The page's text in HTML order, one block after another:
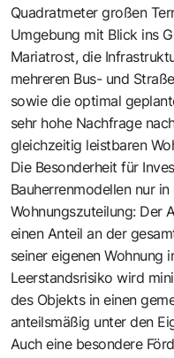
Quadratmeter großen
Umgebung mit Blick ins
Mariatrost, die
mehreren Bus- und
sowie die optimal
sehr hohe Nachfrage
gleichzeitig leistbaren
Die Besonderheit für
Bauherrenmodellennur in
Wohnungszuteilung: Der
einen Anteil an der
seiner eigenen Wohnung
Leerstandsrisiko wird
des Objekts in einen
anteilsmäßig unter den
Auch eine besondere